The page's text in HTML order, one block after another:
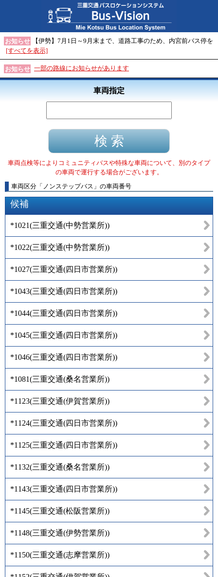
お知らせ
【伊勢】7月1日～9月末まで、道路工事のため、内宮前バス停を
[すべてを表示]
お知らせ 一部の路線にお知らせがあります
車両指定
車両点検等によりコミュニティバスや特殊な車両について、別のタイプ
の車両で運行する場合がございます。
車両区分 「 ノンステップバス 」 の車両番号
候補
*1021(三重交通(中勢営業所))
*1022(三重交通(中勢営業所))
*1027(三重交通(四日市営業所))
*1043(三重交通(四日市営業所))
*1044(三重交通(四日市営業所))
*1045(三重交通(四日市営業所))
*1046(三重交通(四日市営業所))
*1081(三重交通(桑名営業所))
*1123(三重交通(伊賀営業所))
*1124(三重交通(四日市営業所))
*1125(三重交通(四日市営業所))
*1132(三重交通(桑名営業所))
*1143(三重交通(四日市営業所))
*1145(三重交通(松阪営業所))
*1148(三重交通(伊勢営業所))
*1150(三重交通(志摩営業所))